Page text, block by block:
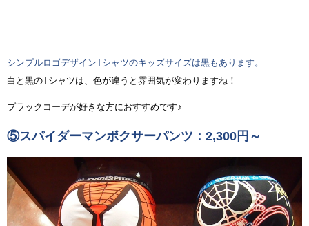
シンプルロゴデザインTシャツのキッズサイズは黒もあります。
白と黒のTシャツは、色が違うと雰囲気が変わりますね！
ブラックコーデが好きな方におすすめです♪
⑤スパイダーマンボクサーパンツ：2,300円～